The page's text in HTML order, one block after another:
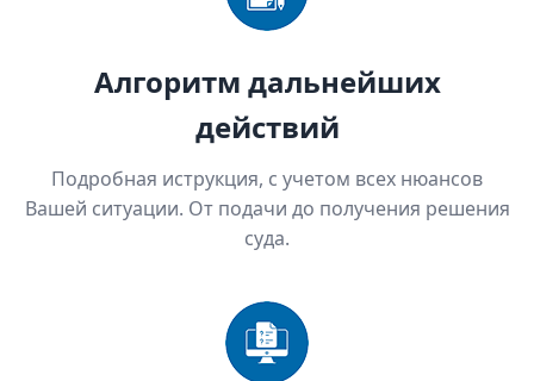
Алгоритм дальнейших
действий
Подробная иструкция, с учетом всех нюансов
Вашей ситуации. От подачи до получения решения
суда.